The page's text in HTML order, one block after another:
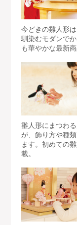
今どきの雛人形
馴染むモダンで
も華やかな最新
雛人形にまつわ
が、飾り方や種
ます。初めての
載。